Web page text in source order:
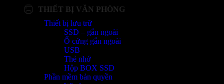
THIẾT BỊ VĂN PHÒNG
Thiết bị lưu trữ
SSD – gắn ngoài
Ổ cứng gắn ngoài
USB
Thẻ nhớ
Hộp BOX SSD
Phần mềm bản quyền